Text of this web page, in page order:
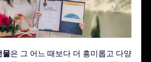
물은 그 어느 때보다 더 흥미롭고 다양